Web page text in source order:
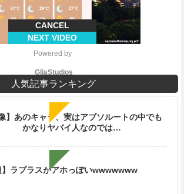
CANCEL
NEXT VIDEO
Powered by
GliaStudios
人気記事ランキング
】あのキャラ、実はアブソルートの中でも
かなりヤバイ人なのでは…
】ラプラスがアホっぽいwwwwwww